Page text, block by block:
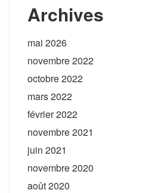
Archives
mai 2026
novembre 2022
octobre 2022
mars 2022
février 2022
novembre 2021
juin 2021
novembre 2020
août 2020